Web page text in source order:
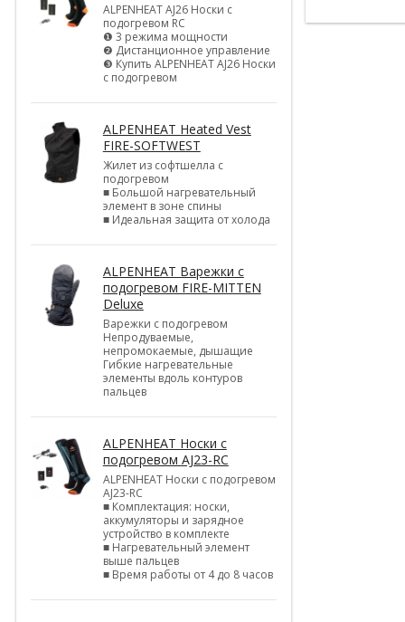
ALPENHEAT AJ26 Носки с
подогревом RC
❶ 3 режима мощности
❷ Дистанционное управление
❸ Купить ALPENHEAT AJ26 Носки
с подогревом
ALPENHEAT Heated Vest
FIRE-SOFTWEST
Жилет из софтшелла с
подогревом
■ Большой нагревательный
элемент в зоне спины
■ Идеальная защита от холода
ALPENHEAT Варежки с
подогревом FIRE-MITTEN
Deluxe
Варежки с подогревом
Непродуваемые,
непромокаемые, дышащие
Гибкие нагревательные
элементы вдоль контуров
пальцев
ALPENHEAT Носки с
подогревом AJ23-RC
ALPENHEAT Носки с подогревом
AJ23-RC
■ Комплектация: носки,
аккумуляторы и зарядное
устройство в комплекте
■ Нагревательный элемент
выше пальцев
■ Время работы от 4 до 8 часов